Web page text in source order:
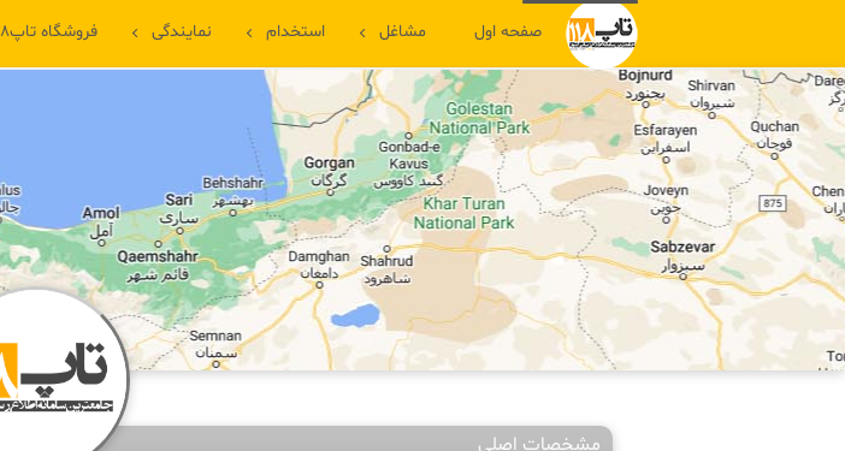
صفحه اول مشاغل استخدام نمایندگی فروشگاه تاپ۱۱۸
مشخصات اصلی